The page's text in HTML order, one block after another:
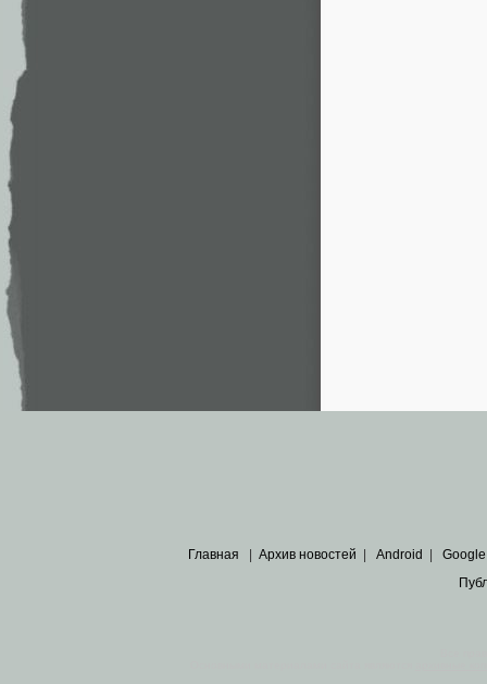
Главная Архив новостей Android Google